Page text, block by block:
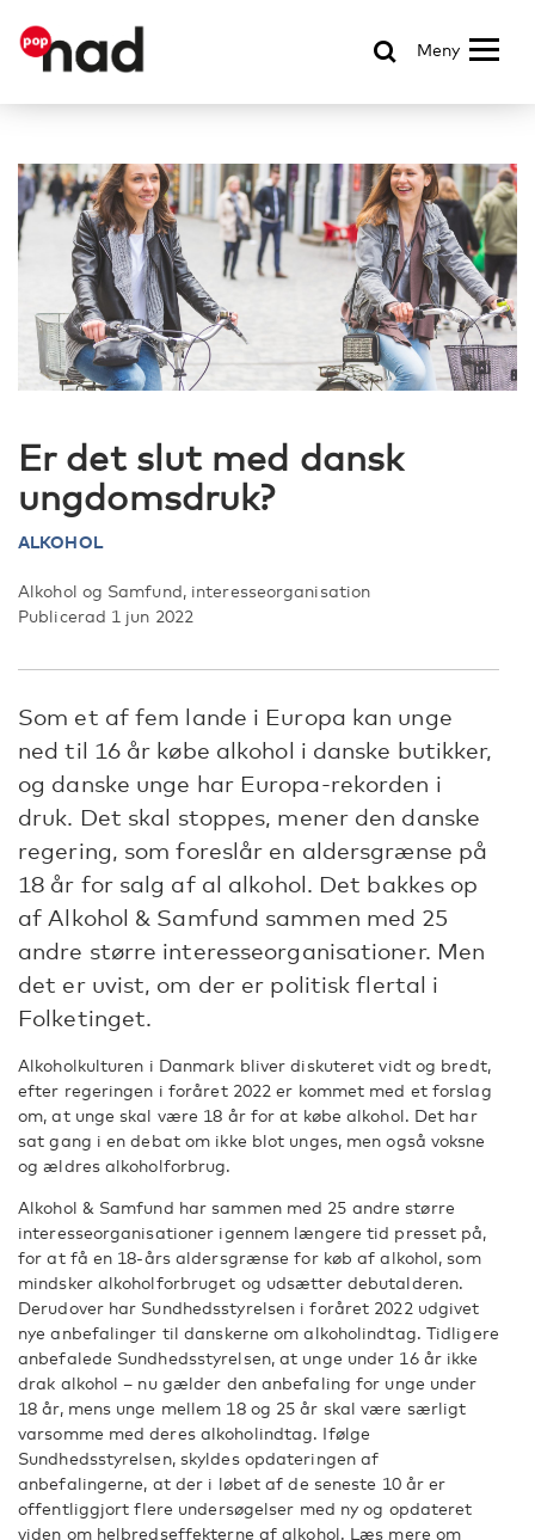
Meny
Er det slut med dansk
ungdomsdruk?
ALKOHOL
Alkohol og Samfund, interesseorganisation
Publicerad 1 jun 2022
Som et af fem lande i Europa kan unge
ned til 16 år købe alkohol i danske butikker,
og danske unge har Europa-rekorden i
druk. Det skal stoppes, mener den danske
regering, som foreslår en aldersgrænse på
18 år for salg af al alkohol. Det bakkes op
af Alkohol & Samfund sammen med 25
andre større interesseorganisationer. Men
det er uvist, om der er politisk flertal i
Folketinget.
Alkoholkulturen i Danmark bliver diskuteret vidt og bredt,
efter regeringen i foråret 2022 er kommet med et forslag
om, at unge skal være 18 år for at købe alkohol. Det har
sat gang i en debat om ikke blot unges, men også voksne
og ældres alkoholforbrug.
Alkohol & Samfund har sammen med 25 andre større
interesseorganisationer igennem længere tid presset på,
for at få en 18-års aldersgrænse for køb af alkohol, som
mindsker alkoholforbruget og udsætter debutalderen.
Derudover har Sundhedsstyrelsen i foråret 2022 udgivet
nye anbefalinger til danskerne om alkoholindtag. Tidligere
anbefalede Sundhedsstyrelsen, at unge under 16 år ikke
drak alkohol – nu gælder den anbefaling for unge under
18 år, mens unge mellem 18 og 25 år skal være særligt
varsomme med deres alkoholindtag. Ifølge
Sundhedsstyrelsen, skyldes opdateringen af
anbefalingerne, at der i løbet af de seneste 10 år er
offentliggjort flere undersøgelser med ny og opdateret
viden om helbredseffekterne af alkohol. Læs mere om